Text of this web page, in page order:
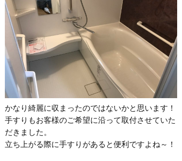
かなり綺麗に収まったのではないかと思います！
手すりもお客様のご希望に沿って取付させていた
だきました。
立ち上がる際に手すりがあると便利ですよね～！